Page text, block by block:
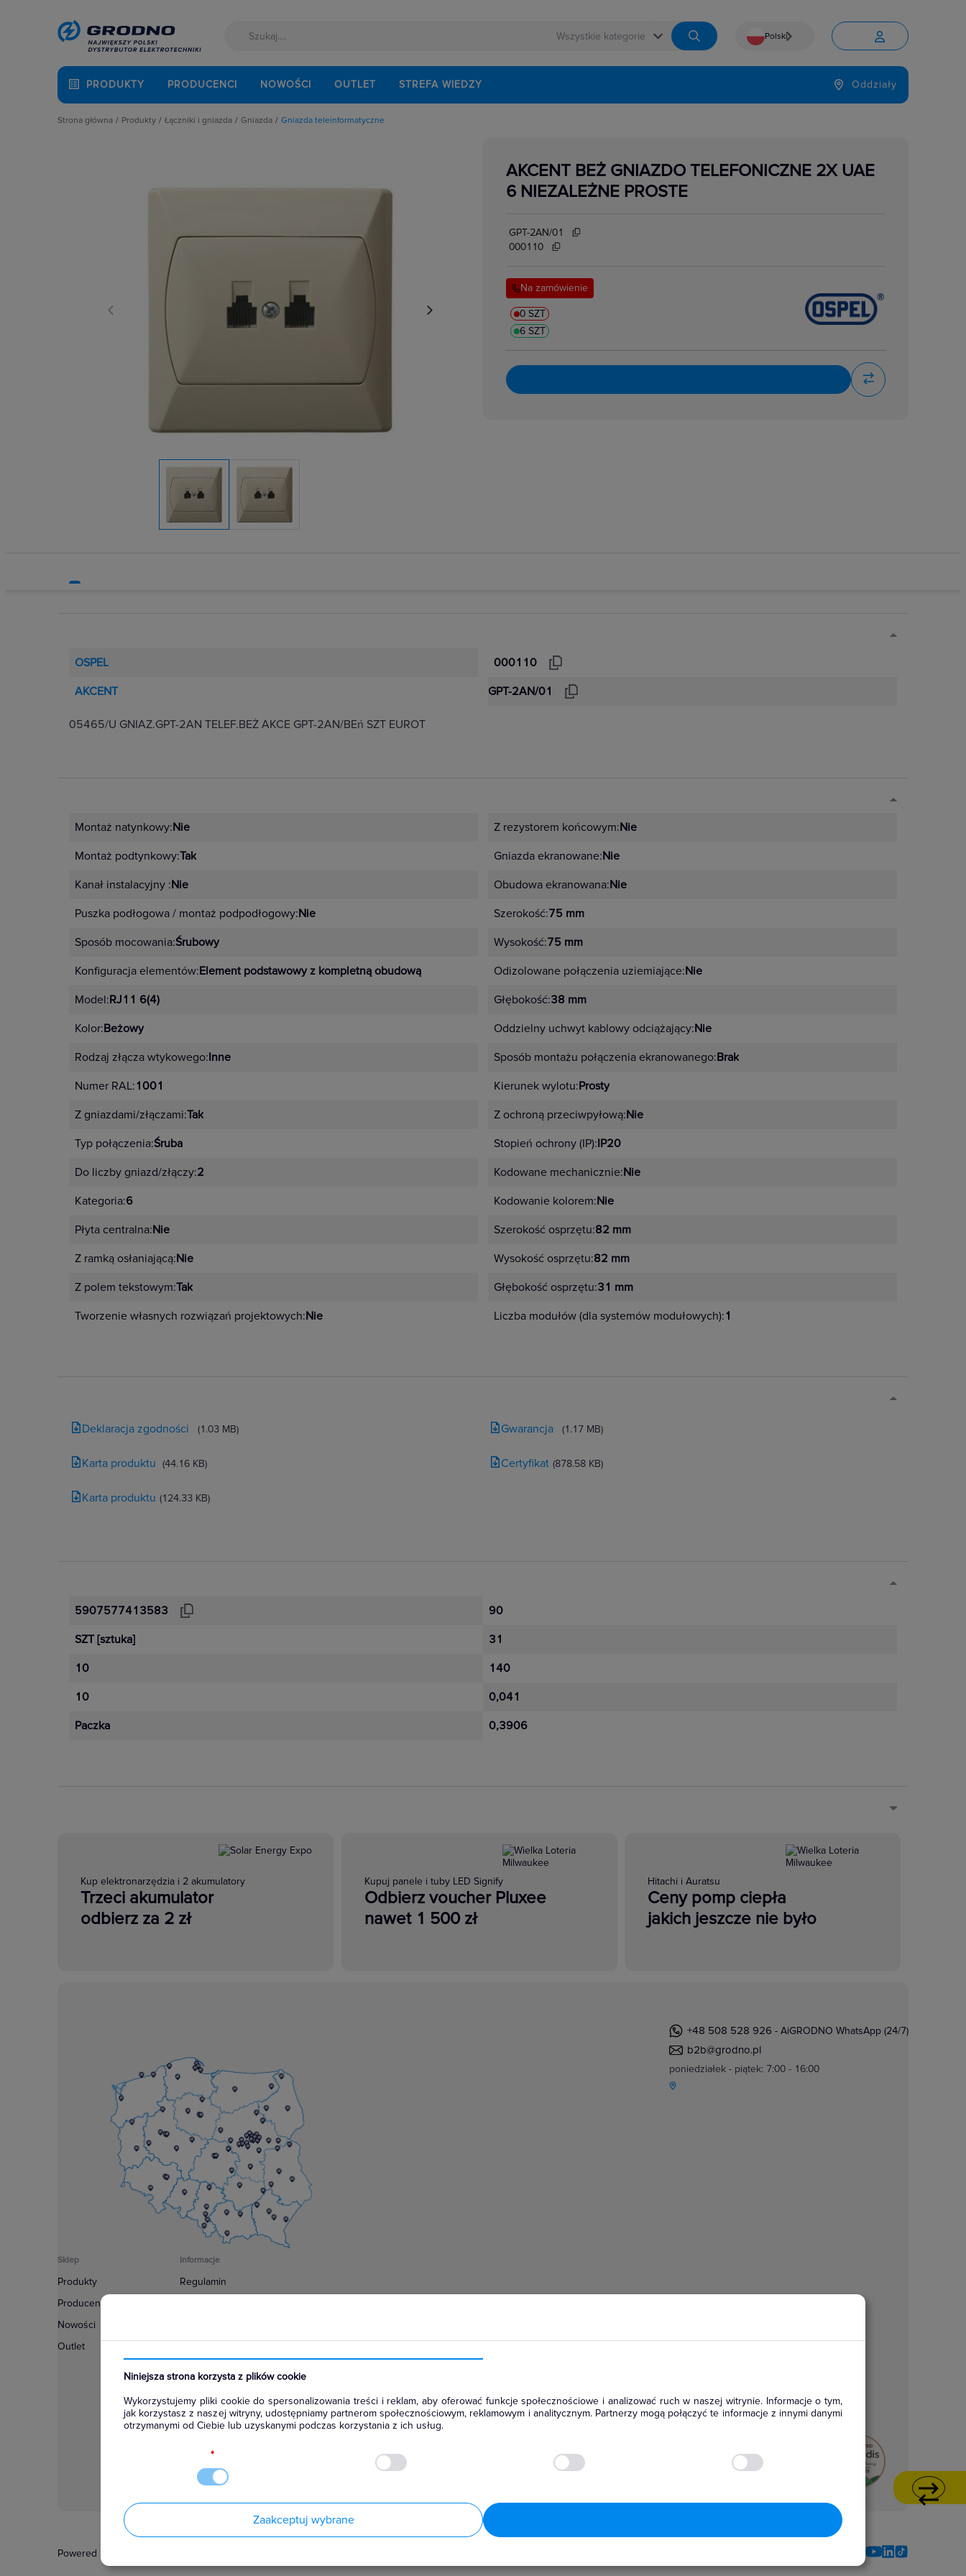
 Polski
Język

PRODUKTY PRODUCENCI NOWOŚCI OUTLET STREFA WIEDZY Oddziały
Niniejsza strona korzysta z plików cookie
Wykorzystujemy pliki cookie do spersonalizowania treści i reklam, aby oferować funkcje społecznościowe i analizować ruch w naszej witrynie. Informacje o tym,
jak korzystasz z naszej witryny, udostępniamy partnerom społecznościowym, reklamowym i analitycznym. Partnerzy mogą połączyć te informacje z innymi danymi
otrzymanymi od Ciebie lub uzyskanymi podczas korzystania z ich usług.
*
Zaakceptuj wybrane
Strona główna
Produkty
Kable i przewody
Odzież ochronna i BHP
Osprzęt siłowy, przenośny
Oświetlenie
Pompy ciepła
Prowadzenie kabli
Rozdzielnice i obudowy
Systemy HVAC
Technika grzewcza
Technika instalacyjna
Łączniki i gniazda
Termostaty i regulatory
Gniazda
Gniazda multimedialne, HDMI,USB
Gniazda pozostałe,ekwipotencjalne,
Zestawy łączone
Gniazda teleinformatyczne
AKCENT BEŻ GNIAZDO TELEFONICZNE 2X UAE
6 NIEZALEŻNE PROSTE
GPT-2AN/01
000110
Na zamówienie
0 SZT
6 SZT
OSPEL
000110
AKCENT
GPT-2AN/01
05465/U GNIAZ.GPT-2AN TELEF.BEŻ AKCE GPT-2AN/BEń SZT EUROT
Montaż natynkowy:Nie
Montaż podtynkowy:Tak
Kanał instalacyjny :Nie
Puszka podłogowa / montaż podpodłogowy:Nie
Sposób mocowania:Śrubowy
Konfiguracja elementów:Element podstawowy z kompletną obudową
Model:RJ11 6(4)
Kolor:Beżowy
Rodzaj złącza wtykowego:Inne
Numer RAL:1001
Z gniazdami/złączami:Tak
Typ połączenia:Śruba
Do liczby gniazd/złączy:2
Kategoria:6
Płyta centralna:Nie
Z ramką osłaniającą:Nie
Z polem tekstowym:Tak
Tworzenie własnych rozwiązań projektowych:Nie
Z rezystorem końcowym:Nie
Gniazda ekranowane:Nie
Obudowa ekranowana:Nie
Szerokość:75 mm
Wysokość:75 mm
Odizolowane połączenia uziemiające:Nie
Głębokość:38 mm
Oddzielny uchwyt kablowy odciążający:Nie
Sposób montażu połączenia ekranowanego:Brak
Kierunek wylotu:Prosty
Z ochroną przeciwpyłową:Nie
Stopień ochrony (IP):IP20
Kodowane mechanicznie:Nie
Kodowanie kolorem:Nie
Szerokość osprzętu:82 mm
Wysokość osprzętu:82 mm
Głębokość osprzętu:31 mm
Liczba modułów (dla systemów modułowych):1
Deklaracja zgodności (1.03 MB)
Karta produktu (44.16 KB)
Karta produktu (124.33 KB)
Gwarancja (1.17 MB)
Certyfikat (878.58 KB)
5907577413583
SZT [sztuka]
10
10
Paczka
90
31
140
0,041
0,3906
Kup elektronarzędzia i 2 akumulatory
Trzeci akumulator
odbierz za 2 zł
Kupuj panele i tuby LED Signify
Odbierz voucher Pluxee
nawet 1 500 zł
Hitachi i Auratsu
Ceny pomp ciepła
jakich jeszcze nie było
+48 508 528 926 - AiGRODNO WhatsApp (24/7)
b2b@grodno.pl
poniedziałek - piątek: 7:00 - 16:00
Sklep
Produkty
Producenci
Nowości
Outlet
Informacje
Regulamin
Konfiguratory
Najczęściej zadawane pytania
Powered by